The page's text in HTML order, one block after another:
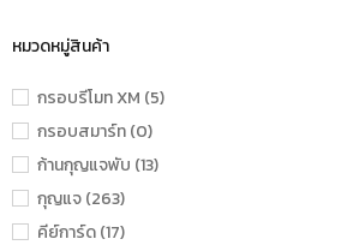
หมวดหมู่สินค้า
กรอบรีโมท XM (5)
กรอบสมาร์ท (0)
ก้านกุญแจพับ (13)
กุญแจ (263)
คีย์การ์ด (17)